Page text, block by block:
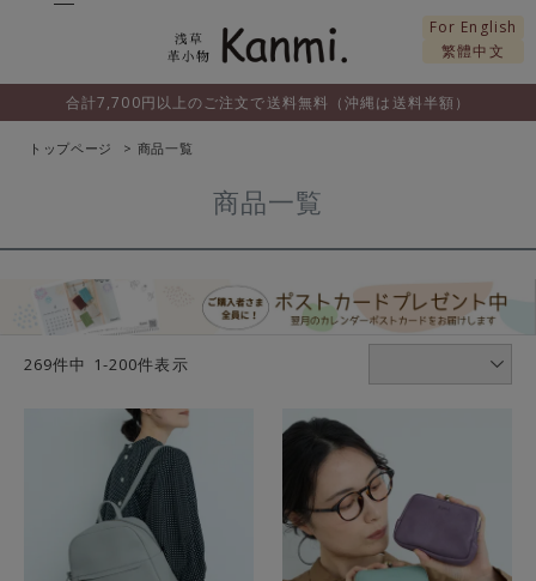
For English
繁體中文
合計7,700円以上のご注文で送料無料（沖縄は送料半額）
トップページ 商品一覧
商品一覧
269件中 1-200件表示